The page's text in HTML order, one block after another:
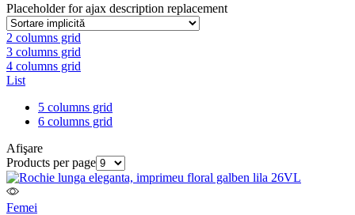
Placeholder for ajax description replacement
2 columns grid
3 columns grid
4 columns grid
List
5 columns grid
6 columns grid
Afişare
Products per page
Femei